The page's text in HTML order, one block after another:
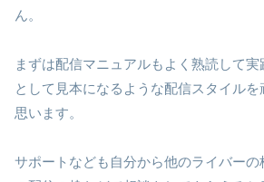
ん。
まずは配信マニュアルもよく熟読して
として見本になるような配信スタイルを
思います。
サポートなども自分から他のライバー